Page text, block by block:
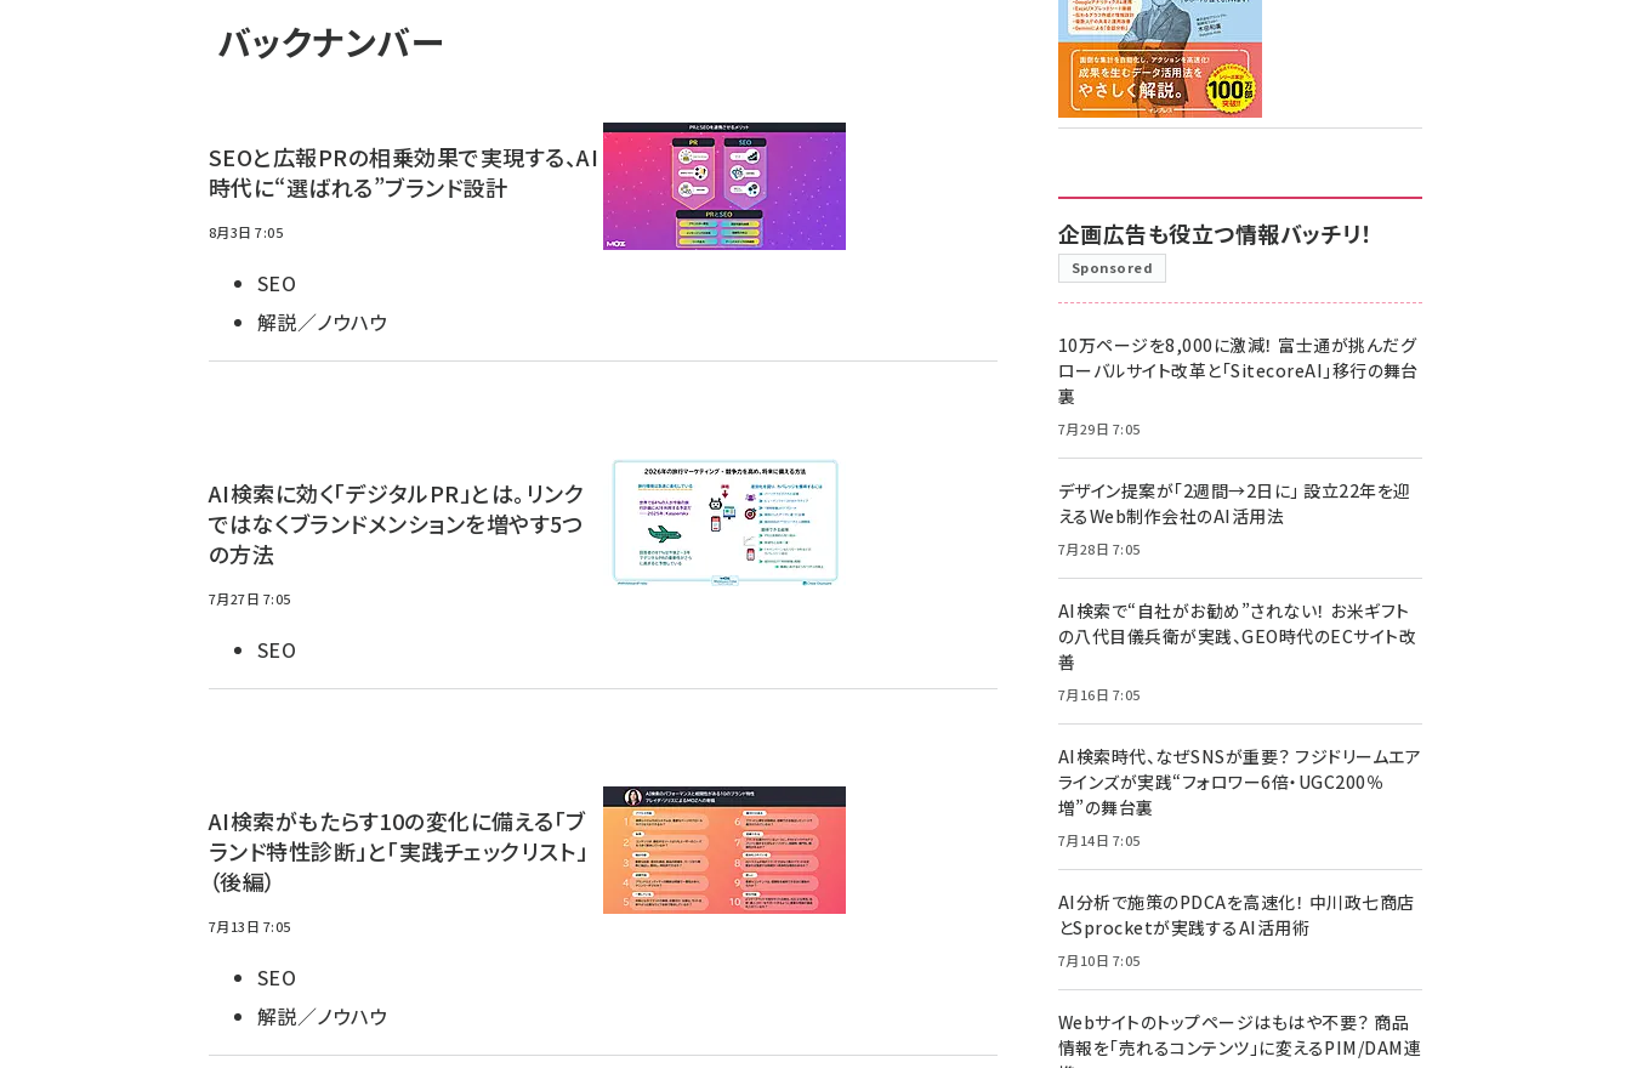
バックナンバー
SEOと広報PRの相乗効果で実現する、AI
時代に“選ばれる”ブランド設計
8月3日 7:05
SEO
解説／ノウハウ
AI検索に効く「デジタルPR」とは。リンク
ではなくブランドメンションを増やす5つ
の方法
7月27日 7:05
SEO
AI検索がもたらす10の変化に備える「ブ
ランド特性診断」と「実践チェックリスト」
（後編）
7月13日 7:05
SEO
解説／ノウハウ
企画広告も役立つ情報バッチリ！
Sponsored
10万ページを8,000に激減！ 富士通が挑んだグ
ローバルサイト改革と「SitecoreAI」移行の舞台
裏
7月29日 7:05
デザイン提案が「2週間→2日に」 設立22年を迎
えるWeb制作会社のAI活用法
7月28日 7:05
AI検索で“自社がお勧め”されない！ お米ギフト
の八代目儀兵衛が実践、GEO時代のECサイト改
善
7月16日 7:05
AI検索時代、なぜSNSが重要？ フジドリームエア
ラインズが実践“フォロワー6倍・UGC200％
増”の舞台裏
7月14日 7:05
AI分析で施策のPDCAを高速化！ 中川政七商店
とSprocketが実践するAI活用術
7月10日 7:05
Webサイトのトップページはもはや不要？ 商品
情報を「売れるコンテンツ」に変えるPIM/DAM連